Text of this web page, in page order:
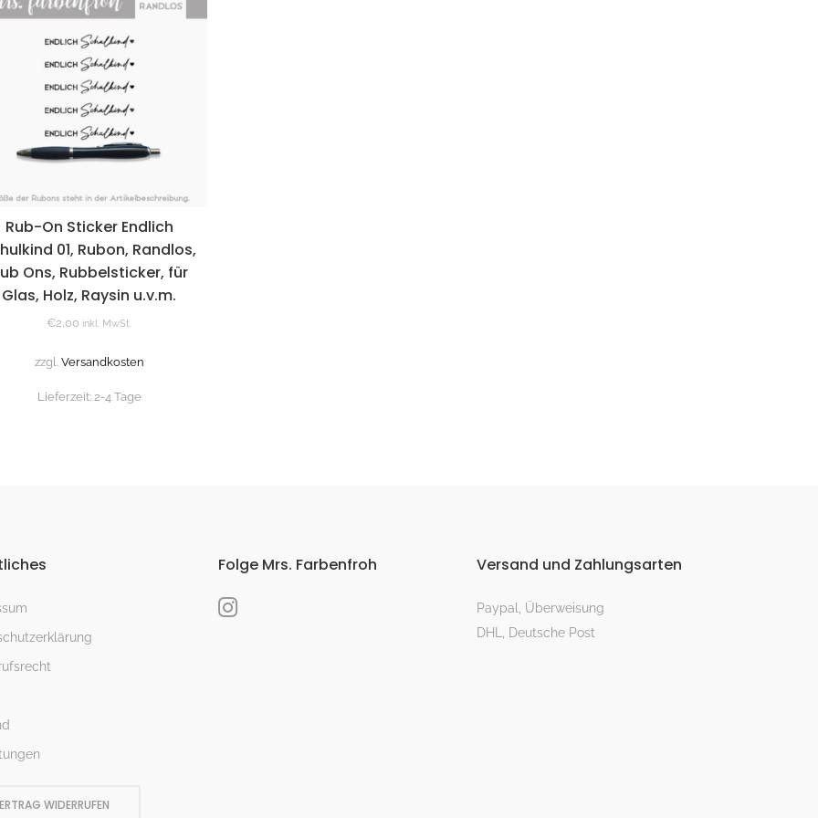
Rub-On Sticker Endlich
01, Rubon, Randlos,
Ons, Rubbelsticker, für
Glas, Holz, Raysin u.v.m.
€2,00 inkl. MwSt.
zzgl. Versandkosten
Lieferzeit: 2-4 Tage
WIDERRUFEN
Folge Mrs. Farbenfroh Versand und Zahlungsarten
Paypal, Überweisung
DHL, Deutsche Post